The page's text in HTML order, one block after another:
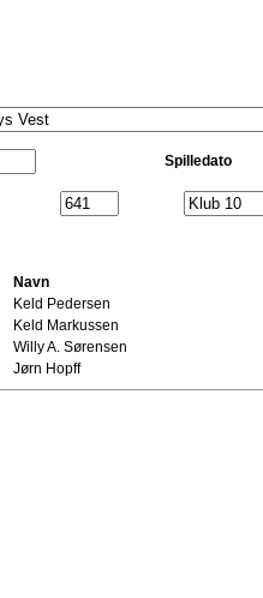
Spilledato
Navn
Keld Pedersen
Keld Markussen
Willy A. Sørensen
Jørn Hopff